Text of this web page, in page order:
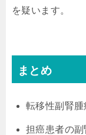
を疑います。
まとめ
転移性副腎腫
担癌患者の副